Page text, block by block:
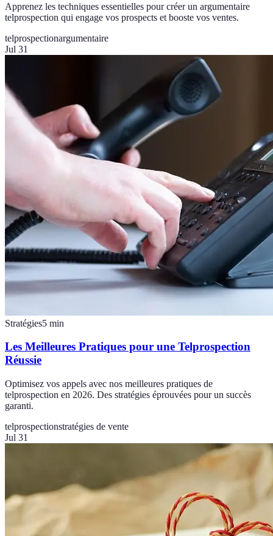
Apprenez les techniques essentielles pour créer un argumentaire
telprospection qui engage vos prospects et booste vos ventes.
telprospectionargumentaire
Jul 31
Stratégies5 min
Les Meilleures Pratiques pour une Telprospection
Réussie
Optimisez vos appels avec nos meilleures pratiques de
telprospection en 2026. Des stratégies éprouvées pour un succès
garanti.
telprospectionstratégies de vente
Jul 31